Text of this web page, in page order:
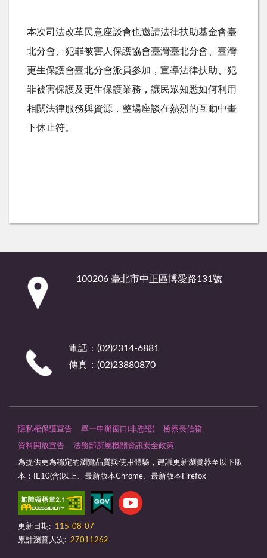
本次司法改革民意座談會也邀請法律扶助基金會臺
北分會、犯罪被害人保護協會臺灣臺北分會、臺灣
更生保護會臺北分會派員參加，宣導法律扶助、犯
罪被害保護及更生保護業務，讓民眾知悉如何利用
相關法律服務與資源，整場座談在熱烈的互動中畫
下休止符。
100206 臺北市中正區博愛路131號
電話：(02)2314-6881
傳真：(02)23880870
隱私權保護宣告 單一申辦窗口(非憑證) 檢察長信箱
資料開放宣告 法務部所屬機關資訊安全政策
為提供更為穩定的瀏覽品質與使用體驗，建議更新瀏覽器至以下版
本：IE10(含)以上、最新版本Chrome、最新版本Firefox
更新日期:
115-08-07
累計瀏覽人次: 27011262